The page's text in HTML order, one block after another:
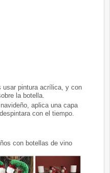
usar pintura acrílica, y con
la botella.
aplica una capa
con el tiempo.
con botellas de vino